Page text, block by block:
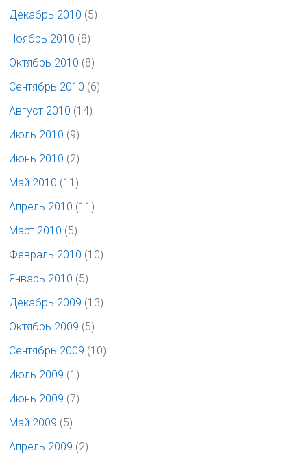
Декабрь 2010 (5)
Ноябрь 2010 (8)
Октябрь 2010 (8)
Сентябрь 2010 (6)
Август 2010 (14)
Июль 2010 (9)
Июнь 2010 (2)
Май 2010 (11)
Апрель 2010 (11)
Март 2010 (5)
Февраль 2010 (10)
Январь 2010 (5)
Декабрь 2009 (13)
Октябрь 2009 (5)
Сентябрь 2009 (10)
Июль 2009 (1)
Июнь 2009 (7)
Май 2009 (5)
Апрель 2009 (2)